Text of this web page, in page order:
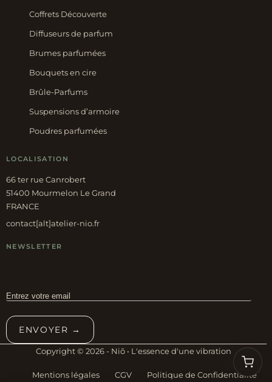
Coffrets Découverte
Diffuseurs de parfum
Brumes parfumées
Bouquets en cire
Brûle-Parfums
Suspensions d’armoire
Poudres parfumées
LOCALISATION
66 ter rue Canrobert
51400 Mourmelon Le Grand
FRANCE
contact[alt]atelier-nio.fr
NEWSLETTER
ENVOYER →
Copyright © 2026 - Niõ • L'essence d'une vibration
Mentions légales CGV Politique de Confidentialité